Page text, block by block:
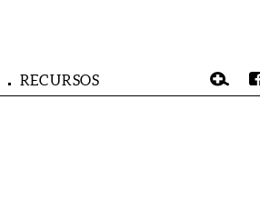
RECURSOS